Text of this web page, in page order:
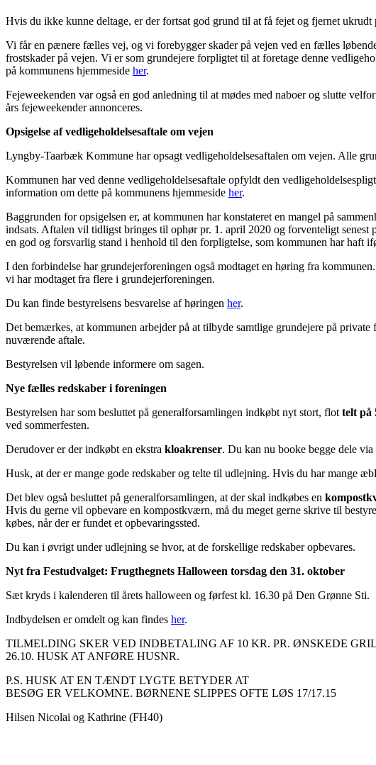
Hvis du ikke kunne deltage, er der fortsat god grund til at få fejet og fjernet
Vi får en pænere fælles vej, og vi forebygger skader på vejen ved en fælles
frostskader på vejen. Vi er som grundejere forpligtet til at foretage denne
på kommunens hjemmeside her.
Fejeweekenden var også en god anledning til at mødes med naboer og slutte
års fejeweekender annonceres.
Opsigelse af vedligeholdelsesaftale om vejen
Lyngby-Taarbæk Kommune har opsagt vedligeholdelsesaftalen om vejen. Alle
Kommunen har ved denne vedligeholdelsesaftale opfyldt den
information om dette på kommunens hjemmeside her.
Baggrunden for opsigelsen er, at kommunen har konstateret en mangel på
indsats. Aftalen vil tidligst bringes til ophør pr. 1. april 2020 og forventeligt
en god og forsvarlig stand i henhold til den forpligtelse, som kommunen har haft
I den forbindelse har grundejerforeningen også modtaget en høring fra
vi har modtaget fra flere i grundejerforeningen.
Du kan finde bestyrelsens besvarelse af høringen her.
Det bemærkes, at kommunen arbejder på at tilbyde samtlige grundejere på
nuværende aftale.
Bestyrelsen vil løbende informere om sagen.
Nye fælles redskaber i foreningen
Bestyrelsen har som besluttet på generalforsamlingen indkøbt nyt stort, flot telt på
ved sommerfesten.
Derudover er der indkøbt en ekstra kloakrenser. Du kan nu booke begge dele
Husk, at der er mange gode redskaber og telte til udlejning. Hvis du har mange
Det blev også besluttet på generalforsamlingen, at der skal indkøbes en
Hvis du gerne vil opbevare en kompostkværn, må du meget gerne skrive til
købes, når der er fundet et opbevaringssted.
Du kan i øvrigt under udlejning se hvor, at de forskellige redskaber opbevares.
Nyt fra Festudvalget: Frugthegnets Halloween torsdag den 31. oktober
Sæt kryds i kalenderen til årets halloween og førfest kl. 16.30 på Den Grønne Sti.
Indbydelsen er omdelt og kan findes her.
TILMELDING SKER VED INDBETALING AF 10 KR. PR. ØNSKEDE
26.10. HUSK AT ANFØRE HUSNR.
P.S. HUSK AT EN TÆNDT LYGTE BETYDER AT
BESØG ER VELKOMNE. BØRNENE SLIPPES OFTE LØS 17/17.15
Hilsen Nicolai og Kathrine (FH40)